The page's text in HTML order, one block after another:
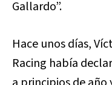
Gallardo”.
Hace unos días,
Racing había